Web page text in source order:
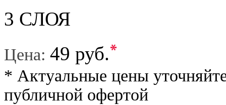
3 СЛОЯ
Цена: 49 руб.*
* Актуальные цены
публичной офертой